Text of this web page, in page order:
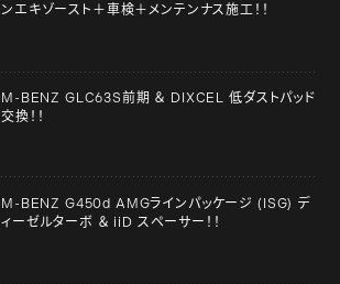
ンエキゾースト＋車検＋メンテンナス施工！！
M-BENZ GLC63S前期 ＆ DIXCEL 低ダストパッド
交換！！
M-BENZ G450d AMGラインパッケージ (ISG) デ
ィーゼルターボ ＆ iiD スペーサー！！